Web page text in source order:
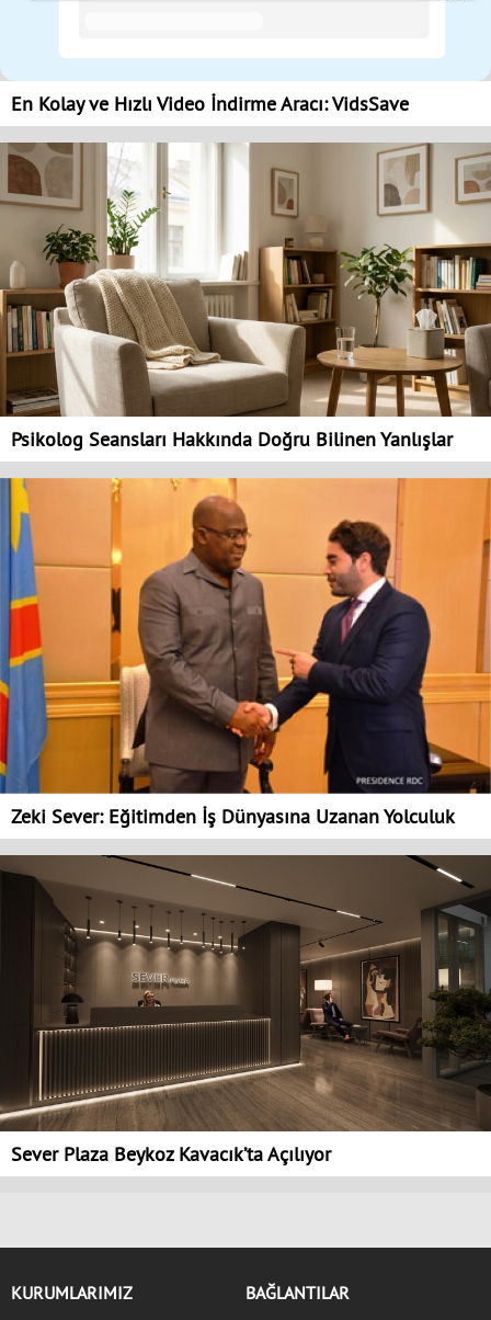
En Kolay ve Hızlı Video İndirme Aracı: VidsSave
Psikolog Seansları Hakkında Doğru Bilinen Yanlışlar
Zeki Sever: Eğitimden İş Dünyasına Uzanan Yolculuk
Sever Plaza Beykoz Kavacık’ta Açılıyor
KURUMLARIMIZ BAĞLANTILAR